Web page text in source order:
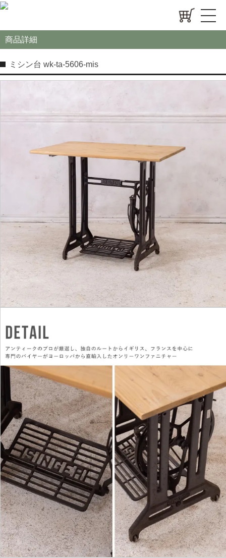
商品詳細
ミシン台 wk-ta-5606-mis